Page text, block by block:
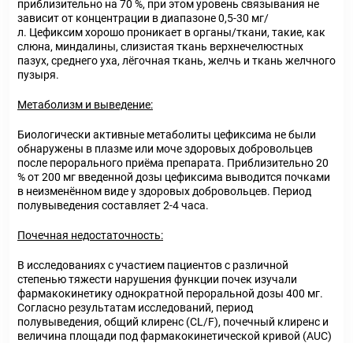
приблизительно на 70 %, при этом уровень связывания не
зависит от концентрации в диапазоне 0,5-30 мг/
л. Цефиксим хорошо проникает в органы/ткани, такие, как
слюна, миндалины, слизистая ткань верхнечелюстных
пазух, среднего уха, лёгочная ткань, желчь и ткань желчного
пузыря.
Метаболизм и выведение:
Биологически активные метаболиты цефиксима не были
обнаружены в плазме или моче здоровых добровольцев
после перорального приёма препарата. Приблизительно 20
% от 200 мг введенной дозы цефиксима выводится почками
в неизменённом виде у здоровых добровольцев. Период
полувыведения составляет 2-4 часа.
Почечная недостаточность:
В исследованиях с участием пациентов с различной
степенью тяжести нарушения функции почек изучали
фармакокинетику однократной пероральной дозы 400 мг.
Согласно результатам исследований, период
полувыведения, общий клиренс (CL/F), почечный клиренс и
величина площади под фармакокинетической кривой (AUC)